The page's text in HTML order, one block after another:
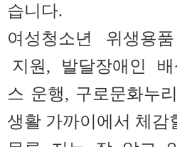
습니다.
여성청소년 위생용
지원, 발달장애인
스 운행, 구로문화누
생활 가까이에서 체감